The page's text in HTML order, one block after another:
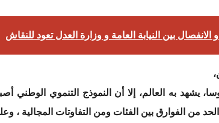
الانفصال بين النيابة العامة و وزارة العدل تعود للنقاش
يشهد به العالم، إلا أن النموذج التنموي الوطني
من الفوارق بين الفئات ومن التفاوتات المجالية ،